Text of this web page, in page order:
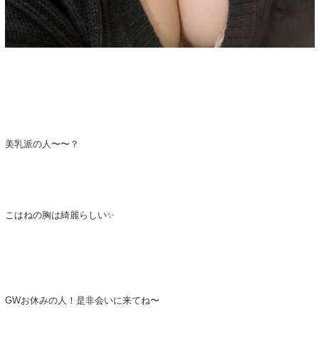
美乳派の人〜〜？
こはねの胸は綺麗らしい✨
GWお休みの人！是非会いに来てね〜